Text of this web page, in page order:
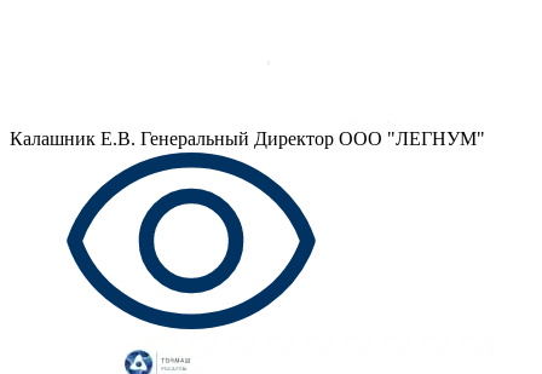
Калашник Е.В. Генеральный Директор ООО "ЛЕГНУМ"